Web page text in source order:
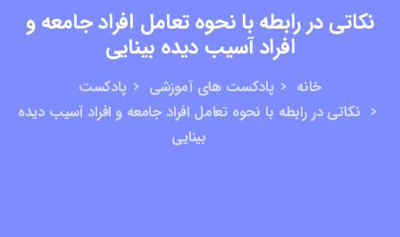
نکاتی در رابطه با نحوه تعامل افراد جامعه و
افراد آسیب دیده بینایی
خانه پادکست های آموزشی
پادکست
نکاتی در رابطه با نحوه تعامل افراد جامعه و افراد آسیب دیده
بینایی